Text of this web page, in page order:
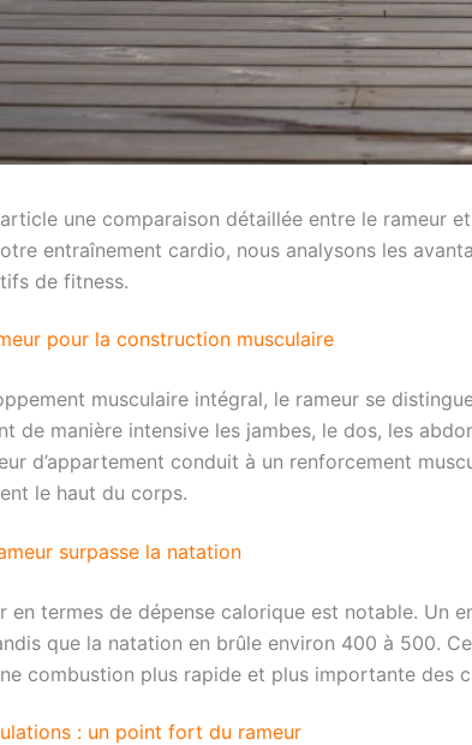
une comparaison détaillée entre le rameur
entraînement cardio, nous analysons les
de fitness.
pour la construction musculaire
musculaire intégral, le rameur se
de manière intensive les jambes, le dos, les
d’appartement conduit à un renforcement
le haut du corps.
surpasse la natation
en termes de dépense calorique est notable. Un
que la natation en brûle environ 400 à 500.
combustion plus rapide et plus importante des
: un point fort du rameur